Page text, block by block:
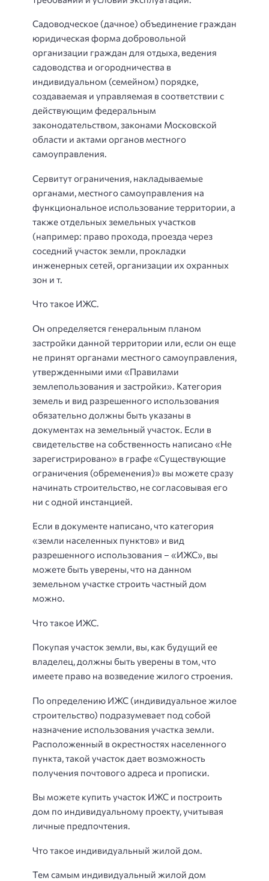
Садоводческое (дачное) объединение граждан
юридическая форма добровольной
организации граждан для отдыха, ведения
садоводства и огородничества в
индивидуальном (семейном) порядке,
создаваемая и управляемая в соответствии с
действующим федеральным
законодательством, законами Московской
области и актами органов местного
самоуправления.
Сервитут ограничения, накладываемые
органами, местного самоуправления на
функциональное использование территории, а
также отдельных земельных участков
(например: право прохода, проезда через
соседний участок земли, прокладки
инженерных сетей, организации их охранных
зон и т.
Что такое ИЖС.
Он определяется генеральным планом
застройки данной территории или, если он еще
не принят органами местного самоуправления,
утвержденными ими «Правилами
землепользования и застройки». Категория
земель и вид разрешенного использования
обязательно должны быть указаны в
документах на земельный участок. Если в
свидетельстве на собственность написано «Не
зарегистрировано» в графе «Существующие
ограничения (обременения)» вы можете сразу
начинать строительство, не согласовывая его
ни с одной инстанцией.
Если в документе написано, что категория
«земли населенных пунктов» и вид
разрешенного использования – «ИЖС», вы
можете быть уверены, что на данном
земельном участке строить частный дом
можно.
Что такое ИЖС.
Покупая участок земли, вы, как будущий ее
владелец, должны быть уверены в том, что
имеете право на возведение жилого строения.
По определению ИЖС (индивидуальное жилое
строительство) подразумевает под собой
назначение использования участка земли.
Расположенный в окрестностях населенного
пункта, такой участок дает возможность
получения почтового адреса и прописки.
Вы можете купить участок ИЖС и построить
дом по индивидуальному проекту, учитывая
личные предпочтения.
Что такое индивидуальный жилой дом.
Тем самым индивидуальный жилой дом